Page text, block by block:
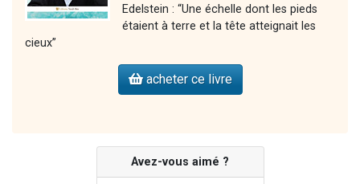
Edelstein : “Une échelle dont les pieds
étaient à terre et la tête atteignait les
cieux”
acheter ce livre
Avez-vous aimé ?